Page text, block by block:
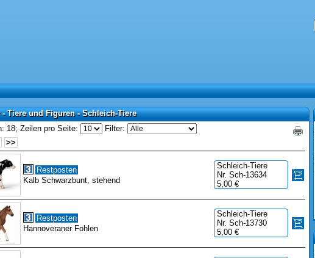
- Tiere und Figuren - Schleich-Tiere
- Tiere und Figuren - Schleich-Tiere
18; Zeilen pro Seite:
Filter:
>>
Restposten
Kalb Schwarzbunt, stehend
Schleich-Tiere
Nr. Sch-13634
5,00 €
Restposten
Hannoveraner Fohlen
Schleich-Tiere
Nr. Sch-13730
5,00 €